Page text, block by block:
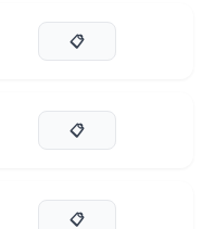
📋
📋
📋